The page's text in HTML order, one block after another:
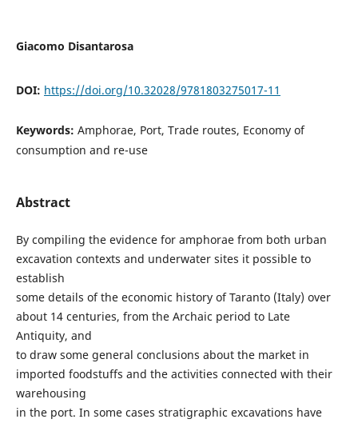
Giacomo Disantarosa
DOI: https://doi.org/10.32028/9781803275017-11
Keywords: Amphorae, Port, Trade routes, Economy of
consumption and re-use
Abstract
By compiling the evidence for amphorae from both urban
excavation contexts and underwater sites it possible to
establish
some details of the economic history of Taranto (Italy) over
about 14 centuries, from the Archaic period to Late
Antiquity, and
to draw some general conclusions about the market in
imported foodstuffs and the activities connected with their
warehousing
in the port. In some cases stratigraphic excavations have